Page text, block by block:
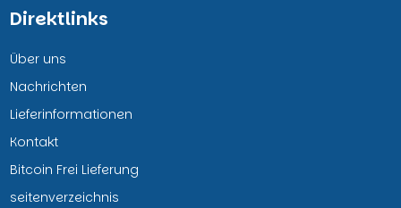
Direktlinks
Über uns
Nachrichten
Lieferinformationen
Kontakt
Bitcoin Frei Lieferung
seitenverzeichnis